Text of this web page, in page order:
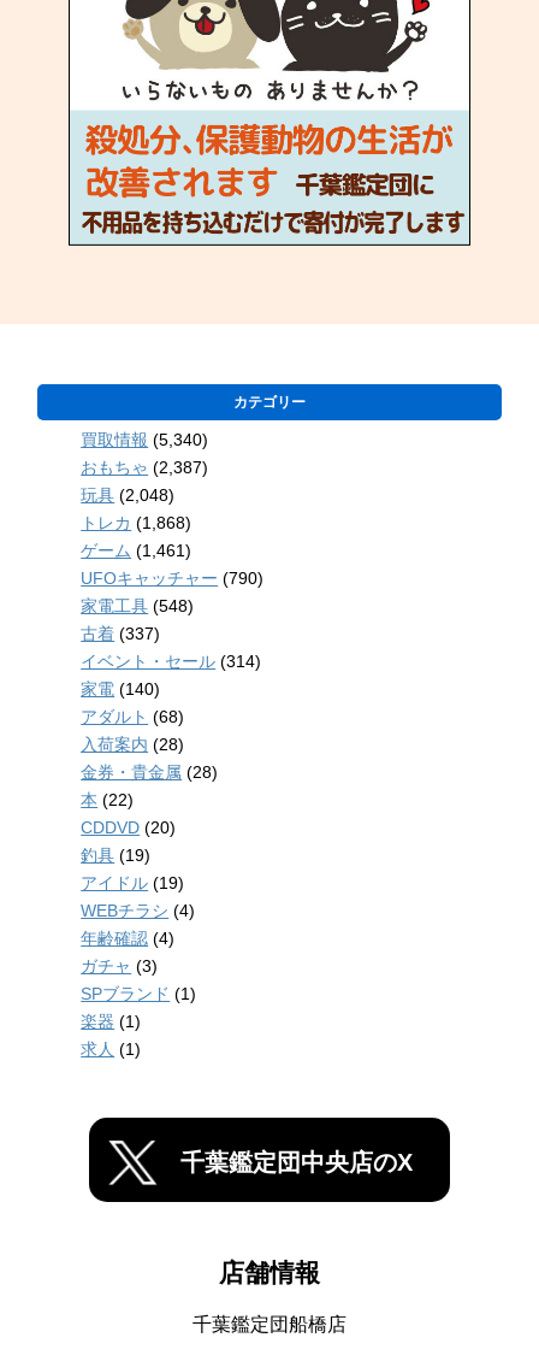
カテゴリー
買取情報 (5,340)
おもちゃ (2,387)
玩具 (2,048)
トレカ (1,868)
ゲーム (1,461)
UFOキャッチャー (790)
家電工具 (548)
古着 (337)
イベント・セール (314)
家電 (140)
アダルト (68)
入荷案内 (28)
金券・貴金属 (28)
本 (22)
CDDVD (20)
釣具 (19)
アイドル (19)
WEBチラシ (4)
年齢確認 (4)
ガチャ (3)
SPブランド (1)
楽器 (1)
求人 (1)
千葉鑑定団中央店のX
店舗情報
千葉鑑定団船橋店